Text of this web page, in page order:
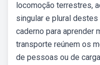
locomoção terrestres,
singular e plural
caderno para aprender
transporte reúnem os
de pessoas ou de